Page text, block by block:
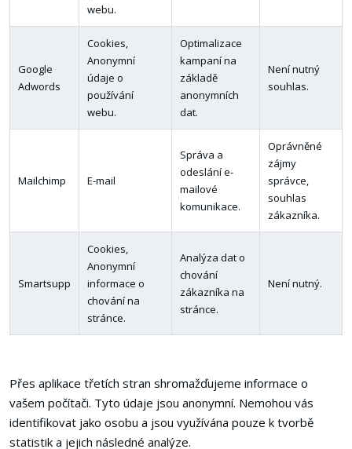
webu.
Google
Adwords
Cookies,
Anonymní
údaje o
používání
webu.
Optimalizace
kampaní na
základě
anonymních
dat.
Není nutný
souhlas.
Mailchimp E-mail
Správa a
odeslání e-
mailové
komunikace.
Oprávněné
zájmy
správce,
souhlas
zákazníka.
Smartsupp
Cookies,
Anonymní
informace o
chování na
stránce.
Analýza dat o
chování
zákazníka na
stránce.
Není nutný.
Přes aplikace třetích stran shromažďujeme informace o
vašem počítači. Tyto údaje jsou anonymní. Nemohou vás
identifikovat jako osobu a jsou využívána pouze k tvorbě
statistik a jejich následné analýze.